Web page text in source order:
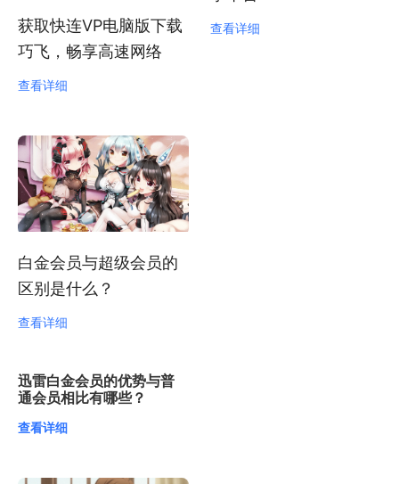
获取快连VP电脑版下载
巧飞，畅享高速网络
查看详细
查看详细
白金会员与超级会员的
区别是什么？
查看详细
迅雷白金会员的优势与普
通会员相比有哪些？
查看详细